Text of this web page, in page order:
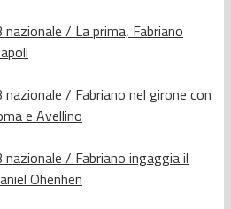
nazionale / La prima, Fabriano
nazionale / Fabriano nel girone con
e Avellino
nazionale / Fabriano ingaggia il
Ohenhen